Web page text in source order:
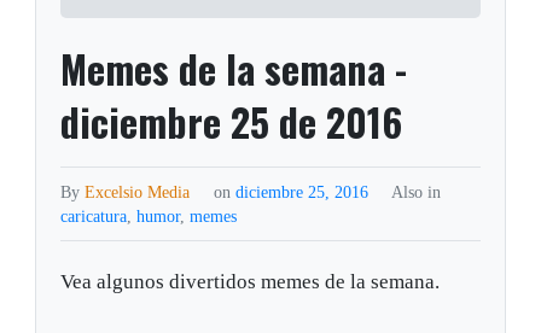
Memes de la semana -
diciembre 25 de 2016
ByExcelsio Media on diciembre 25, 2016
Also in
caricatura,humor,memes
Vea algunos divertidos memes de la semana.